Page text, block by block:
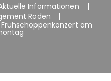
Informationen
Roden
am